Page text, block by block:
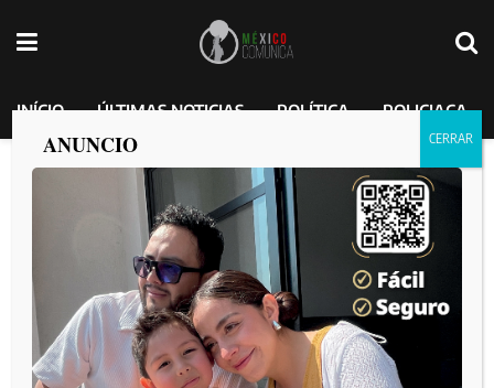
INÍCIO ÚLTIMAS NOTICIAS POLÍTICA POLICIACA
Dip. Yohana Gilvaja exhorta a la
Secretaría de Educación a respetar a los
atestados de nacimiendo
MEXICO COMUNICA 2025-03-10
ANUNCIO